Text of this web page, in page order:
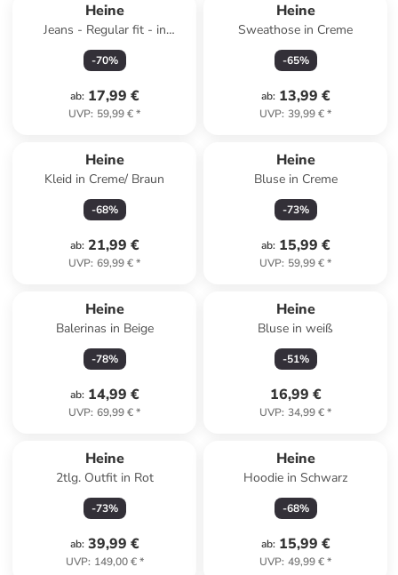
Heine
Jeans - Regular fit - in
Hellblau
-70%
ab: 17,99 €
UVP: 59,99 €*
Heine
Sweathose in Creme
-65%
ab: 13,99 €
UVP: 39,99 €*
Heine
Kleid in Creme/ Braun
-68%
ab: 21,99 €
UVP: 69,99 €*
Heine
Bluse in Creme
-73%
ab: 15,99 €
UVP: 59,99 €*
Heine
Balerinas in Beige
-78%
ab: 14,99 €
UVP: 69,99 €*
Heine
Bluse in weiß
-51%
16,99 €
UVP: 34,99 €*
Heine
2tlg. Outfit in Rot
-73%
ab: 39,99 €
UVP: 149,00 €*
Heine
Hoodie in Schwarz
-68%
ab: 15,99 €
UVP: 49,99 €*